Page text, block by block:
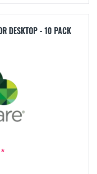
DESKTOP - 10 PACK